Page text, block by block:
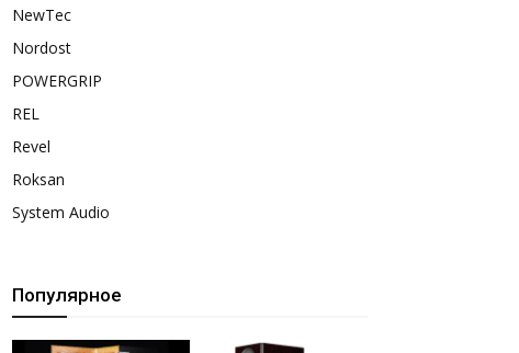
NewTec
Nordost
POWERGRIP
REL
Revel
Roksan
System Audio
Популярное